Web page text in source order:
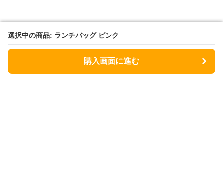
選択中の商品: ランチバッグ ピンク
購入画面に進む
選択中の商品: ランチバッグ ピンク
購入画面に進む